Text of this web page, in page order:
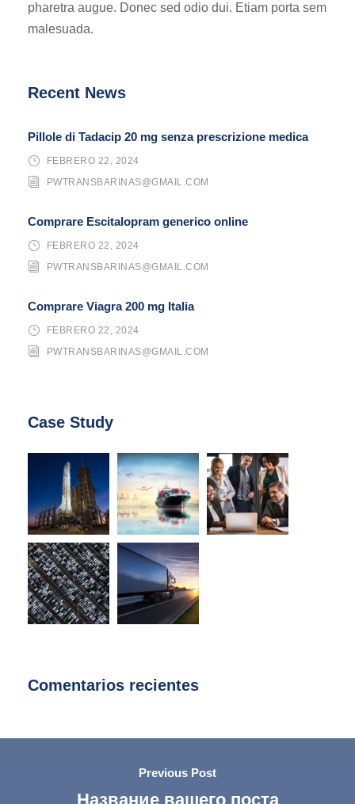
pharetra augue. Donec sed odio dui. Etiam porta sem
malesuada.
Recent News
Pillole di Tadacip 20 mg senza prescrizione medica
FEBRERO 22, 2024
PWTRANSBARINAS@GMAIL.COM
Comprare Escitalopram generico online
FEBRERO 22, 2024
PWTRANSBARINAS@GMAIL.COM
Comprare Viagra 200 mg Italia
FEBRERO 22, 2024
PWTRANSBARINAS@GMAIL.COM
Case Study
Comentarios recientes
Previous Post
Название вашего поста